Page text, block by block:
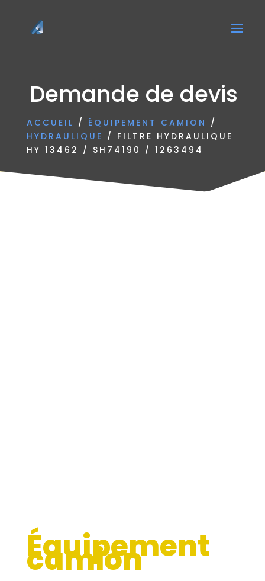
Demande de devis
ACCUEIL / ÉQUIPEMENT CAMION /
HYDRAULIQUE / FILTRE HYDRAULIQUE
HY 13462 / SH74190 / 1263494
Équipement
camion